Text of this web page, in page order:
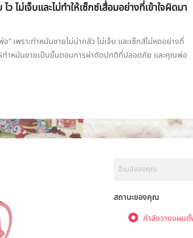
ว ไม่เจ็บและไม่ทำให้เซ็กซ์เสื่อมอย่างที่เข้าใจผิดมา
" เพราะทำหมันชายไม่น่ากลัว ไม่เจ็บ และเซ็กส์ไม่หดอย่างที่
รทำหมันชายเป็นขั้นตอนการผ่าตัดปกติที่ปลอดภัย และคุณพ่อ
สถานะของคุณ
กำลังวางแผน